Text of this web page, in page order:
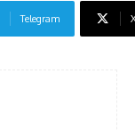
Telegram